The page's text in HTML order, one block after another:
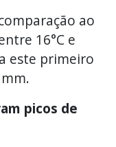
ao
16°C e
este primeiro
picos de